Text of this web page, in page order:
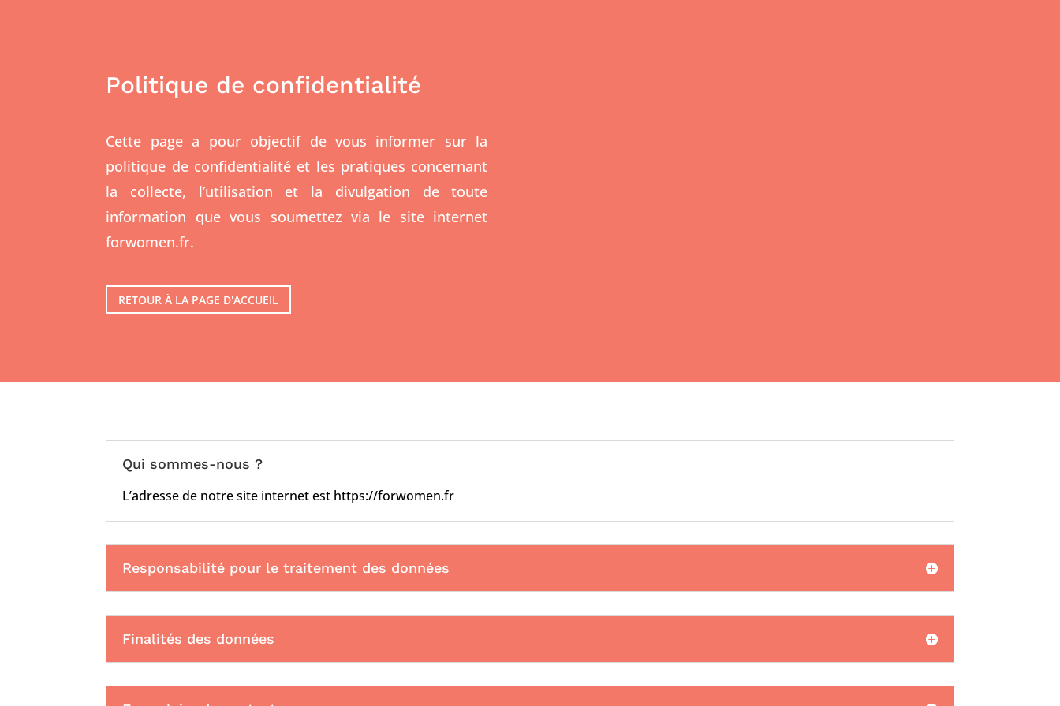
Politique de confidentialité
Cette page a pour objectif de vous informer sur la
politique de confidentialité et les pratiques concernant
la collecte, l’utilisation et la divulgation de toute
information que vous soumettez via le site internet
forwomen.fr.
RETOUR À LA PAGE D'ACCUEIL
Qui sommes-nous ?
L’adresse de notre site internet est https://forwomen.fr
Responsabilité pour le traitement des données
Finalités des données